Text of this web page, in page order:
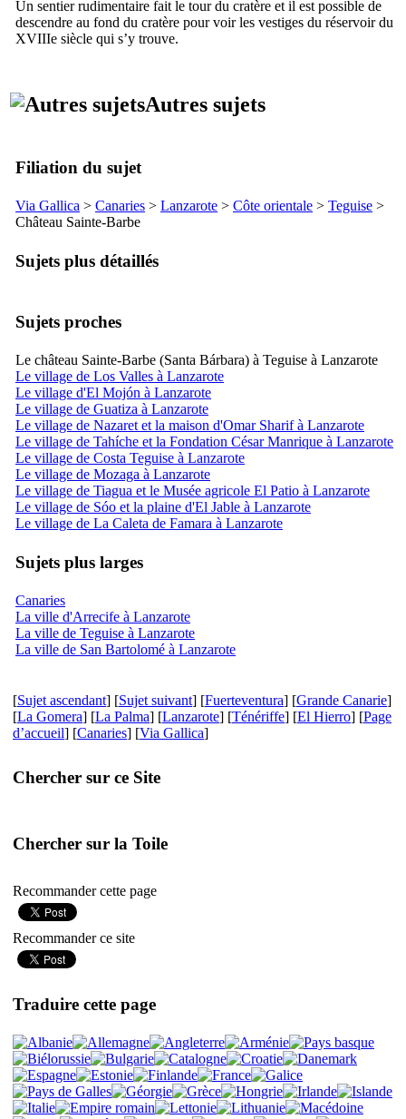
Un sentier rudimentaire fait le tour du cratère et il est possible de
descendre au fond du cratère pour voir les vestiges du réservoir du
XVIIIe siècle qui s’y trouve.
Autres sujets
Filiation du sujet
Via Gallica > Canaries > Lanzarote > Côte orientale > Teguise >
Château Sainte-Barbe
Sujets plus détaillés
Sujets proches
Le château Sainte-Barbe (Santa Bárbara) à Teguise à Lanzarote
Le village de Los Valles à Lanzarote
Le village d'El Mojón à Lanzarote
Le village de Guatiza à Lanzarote
Le village de Nazaret et la maison d'Omar Sharif à Lanzarote
Le village de Tahíche et la Fondation César Manrique à Lanzarote
Le village de Costa Teguise à Lanzarote
Le village de Mozaga à Lanzarote
Le village de Tiagua et le Musée agricole El Patio à Lanzarote
Le village de Sóo et la plaine d'El Jable à Lanzarote
Le village de La Caleta de Famara à Lanzarote
Sujets plus larges
Canaries
La ville d'Arrecife à Lanzarote
La ville de Teguise à Lanzarote
La ville de San Bartolomé à Lanzarote
[Sujet ascendant] [Sujet suivant] [Fuerteventura] [Grande Canarie]
[La Gomera] [La Palma] [Lanzarote] [Ténériffe] [El Hierro] [Page
d’accueil] [Canaries] [Via Gallica]
Chercher sur ce Site
Chercher sur la Toile
Recommander cette page
Recommander ce site
Traduire cette page